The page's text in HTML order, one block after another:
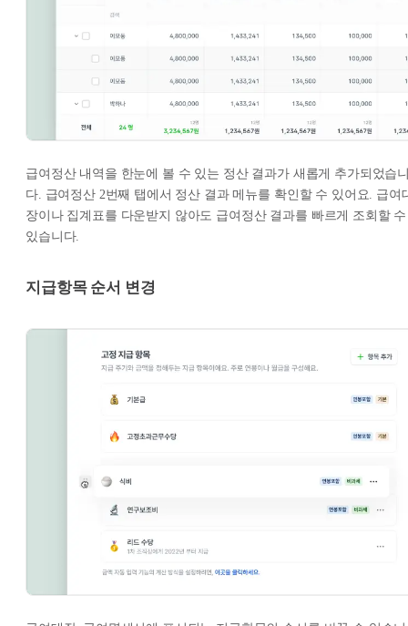
급여정산 내역을 한눈에 볼 수 있는 정산 결과가 새롭게 추가되었습
다. 급여정산 2번째 탭에서 정산 결과 메뉴를 확인할 수 있어요. 급여
장이나 집계표를 다운받지 않아도 급여정산 결과를 빠르게 조회할 수
있습니다.
지급항목 순서 변경